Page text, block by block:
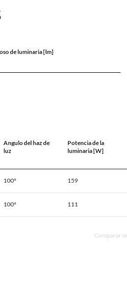
de luminaria [lm]
Angulo del haz de
luz
Potencia de la
luminaria [W]
100° 159
100° 111
Comparar